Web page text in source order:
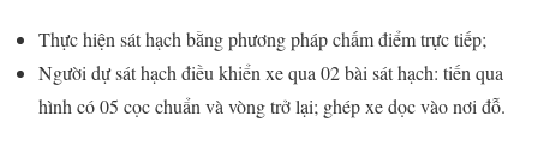
Thực hiện sát hạch bằng phương pháp chấm điểm trực tiếp;
Người dự sát hạch điều khiển xe qua 02 bài sát hạch: tiến qua
hình có 05 cọc chuẩn và vòng trở lại; ghép xe dọc vào nơi đỗ.